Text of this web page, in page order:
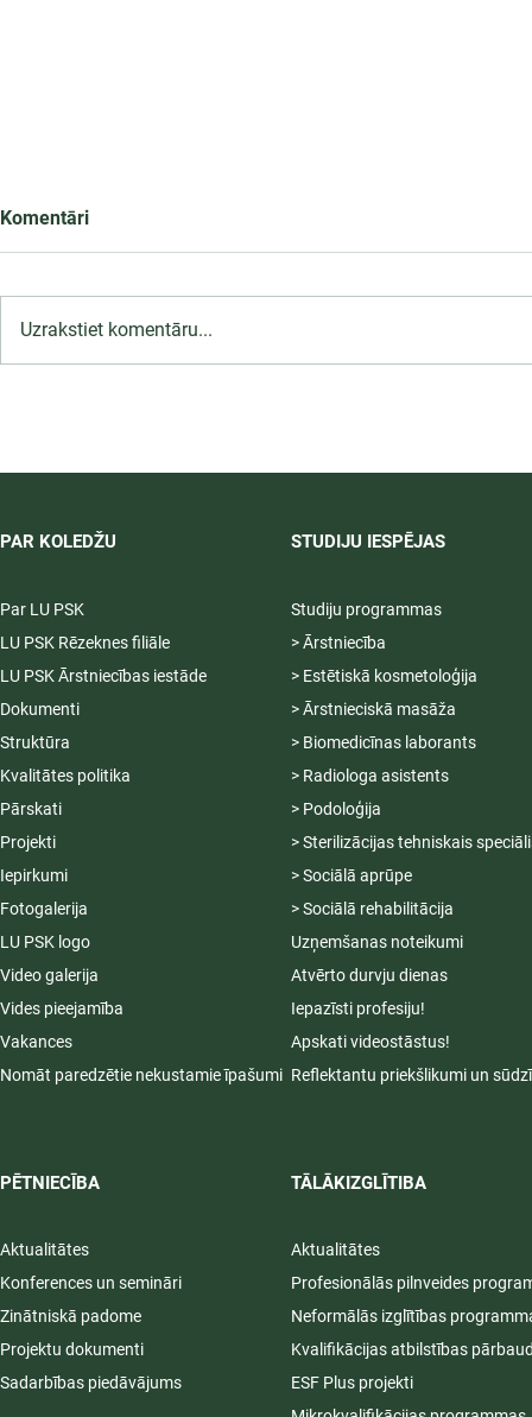
Komentāri
Uzrakstiet komentāru...
PAR KOLEDŽU
Par LU PSK
LU PSK Rēzeknes filiāle
LU PSK Ārstniecības iestāde
Dokumenti
Struktūra
Kvalitātes politika
Pārskati
Projekti
Iepirkumi
Fotogalerija
LU PSK logo
Video galerija
Vides pieejamība
Vakances
Nomāt paredzētie nekustamie īpašumi
PĒTNIECĪBA
Aktualitātes
Konferences un semināri
Zinātniskā padome
Projektu dokumenti
Sadarbības piedāvājums
STUDIJU IESPĒJAS
Studiju programmas
> Ārstniecība
> Estētiskā kosmetoloģija
> Ārstnieciskā masāža
> Biomedicīnas laborants
> Radiologa asistents
> Podoloģija
> Sterilizācijas tehniskais
> Sociālā aprūpe
> Sociālā rehabilitācija
Uzņemšanas noteikumi
Atvērto durvju dienas
Iepazīsti profesiju!
Apskati videostāstus!
Reflektantu priekšlikumi un
TĀLĀKIZGLĪTIBA
Aktualitātes
Profesionālās pilnveides
Neformālās izglītības
Kvalifikācijas atbilstības
ESF Plus projekti